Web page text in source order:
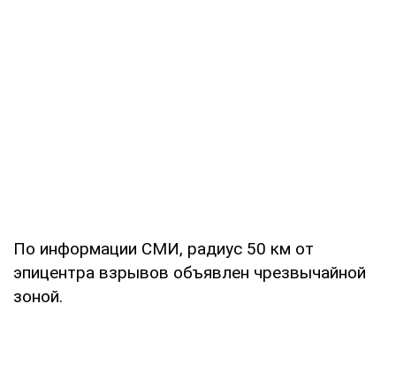
По информации СМИ, радиус 50 км от
эпицентра взрывов объявлен чрезвычайной
зоной.